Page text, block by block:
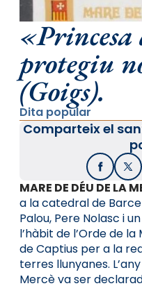
«Princesa
protegiu
(Goigs).
Dita popular
Comparteix el
X
MARE DE DÉU DE LA
a la catedral de
Palou, Pere Nolasc i
l’hàbit de l’Orde de
de Captius per a la
terres llunyanes.
Mercè va ser